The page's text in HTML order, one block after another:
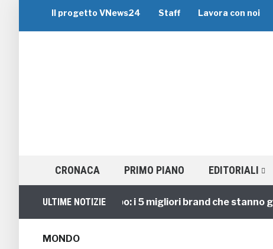
Il progetto VNews24 Staff Lavora con noi
CRONACA PRIMO PIANO EDITORIALI
ULTIME NOTIZIE
Viaggi di Gruppo: i 5 migliori brand che stanno
MONDO